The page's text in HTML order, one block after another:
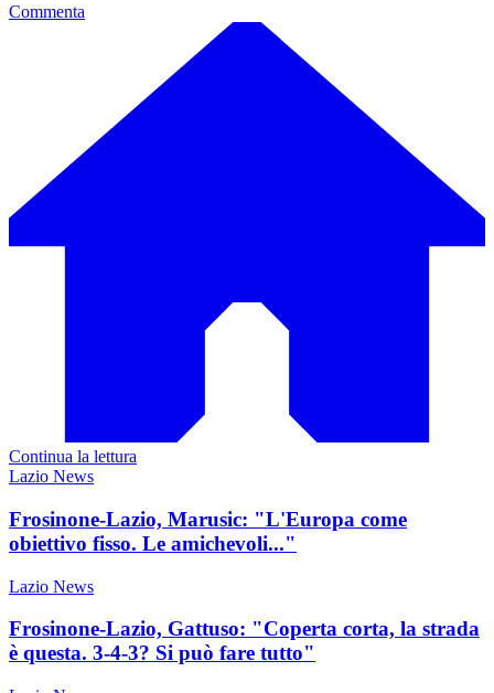
Commenta
Continua la lettura
Lazio News
Frosinone-Lazio, Marusic: "L'Europa come
obiettivo fisso. Le amichevoli..."
Lazio News
Frosinone-Lazio, Gattuso: "Coperta corta, la strada
è questa. 3-4-3? Si può fare tutto"